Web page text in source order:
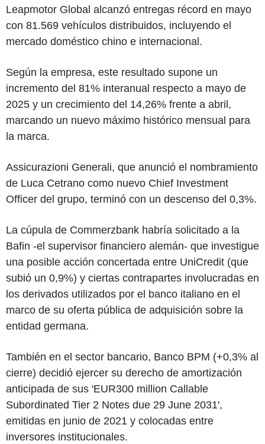
Leapmotor Global alcanzó entregas récord en mayo
con 81.569 vehículos distribuidos, incluyendo el
mercado doméstico chino e internacional.
Según la empresa, este resultado supone un
incremento del 81% interanual respecto a mayo de
2025 y un crecimiento del 14,26% frente a abril,
marcando un nuevo máximo histórico mensual para
la marca.
Assicurazioni Generali, que anunció el nombramiento
de Luca Cetrano como nuevo Chief Investment
Officer del grupo, terminó con un descenso del 0,3%.
La cúpula de Commerzbank habría solicitado a la
Bafin -el supervisor financiero alemán- que investigue
una posible acción concertada entre UniCredit (que
subió un 0,9%) y ciertas contrapartes involucradas en
los derivados utilizados por el banco italiano en el
marco de su oferta pública de adquisición sobre la
entidad germana.
También en el sector bancario, Banco BPM (+0,3% al
cierre) decidió ejercer su derecho de amortización
anticipada de sus 'EUR300 million Callable
Subordinated Tier 2 Notes due 29 June 2031',
emitidas en junio de 2021 y colocadas entre
inversores institucionales.